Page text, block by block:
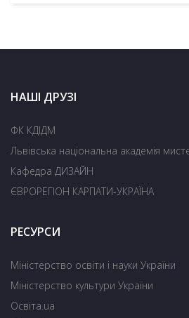
НАШІ ДРУЗІ
ФК КДІДМ
Львівська національна академія
Кафедра ДИЗАЙН
ЄВРОРЕГІОН КАРПАТИ-УКРАЇНА
РЕСУРСИ
Міністерство освіти і науки України
Міністерство культури України
Освіта.ua